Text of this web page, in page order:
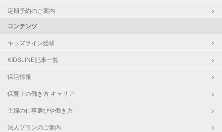
定期予約のご案内
コンテンツ
キッズライン総研
KIDSLINE記事一覧
保活情報
保育士の働き方 キャリア
主婦の仕事選びや働き方
法人プランのご案内